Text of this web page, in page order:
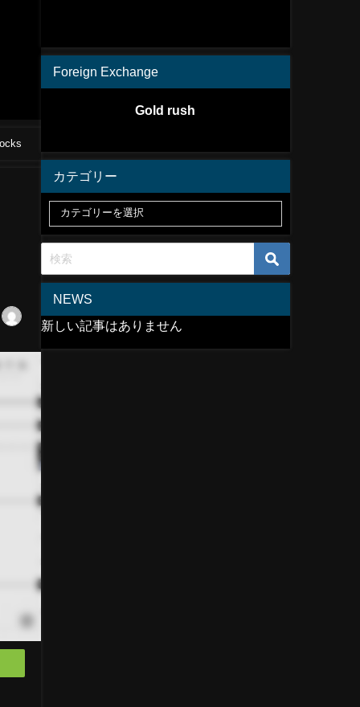
Foreign Exchange
Gold rush
カテゴリー
NEWS
新しい記事はありません